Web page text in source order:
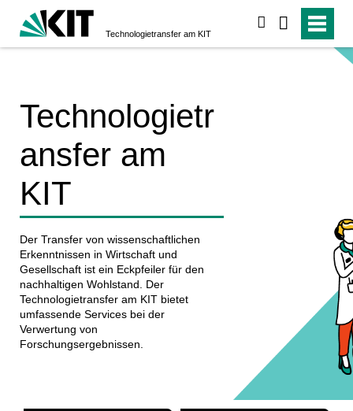
Technologietransfer am KIT
Technologietr
ansfer am
KIT
Der Transfer von wissenschaftlichen
Erkenntnissen in Wirtschaft und
Gesellschaft ist ein Eckpfeiler für den
nachhaltigen Wohlstand. Der
Technologietransfer am KIT bietet
umfassende Services bei der
Verwertung von
Forschungsergebnissen.